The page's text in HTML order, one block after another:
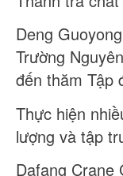
Deng
Trường
đến thăm Tập
Thực hiện
lượng và tập
Dafang Crane